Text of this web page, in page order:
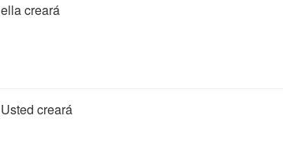
ella creará
Usted creará